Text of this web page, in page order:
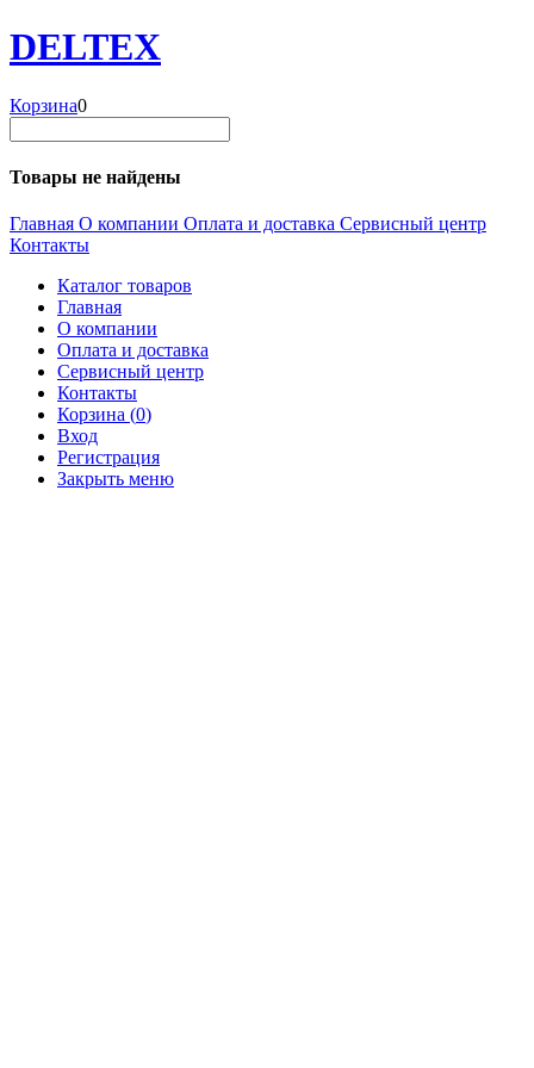
DELTEX
Корзина0
Товары не найдены
Главная О компании Оплата и доставка Сервисный центр
Контакты
Каталог товаров
Главная
О компании
Оплата и доставка
Сервисный центр
Контакты
Корзина (0)
Вход
Регистрация
Закрыть меню